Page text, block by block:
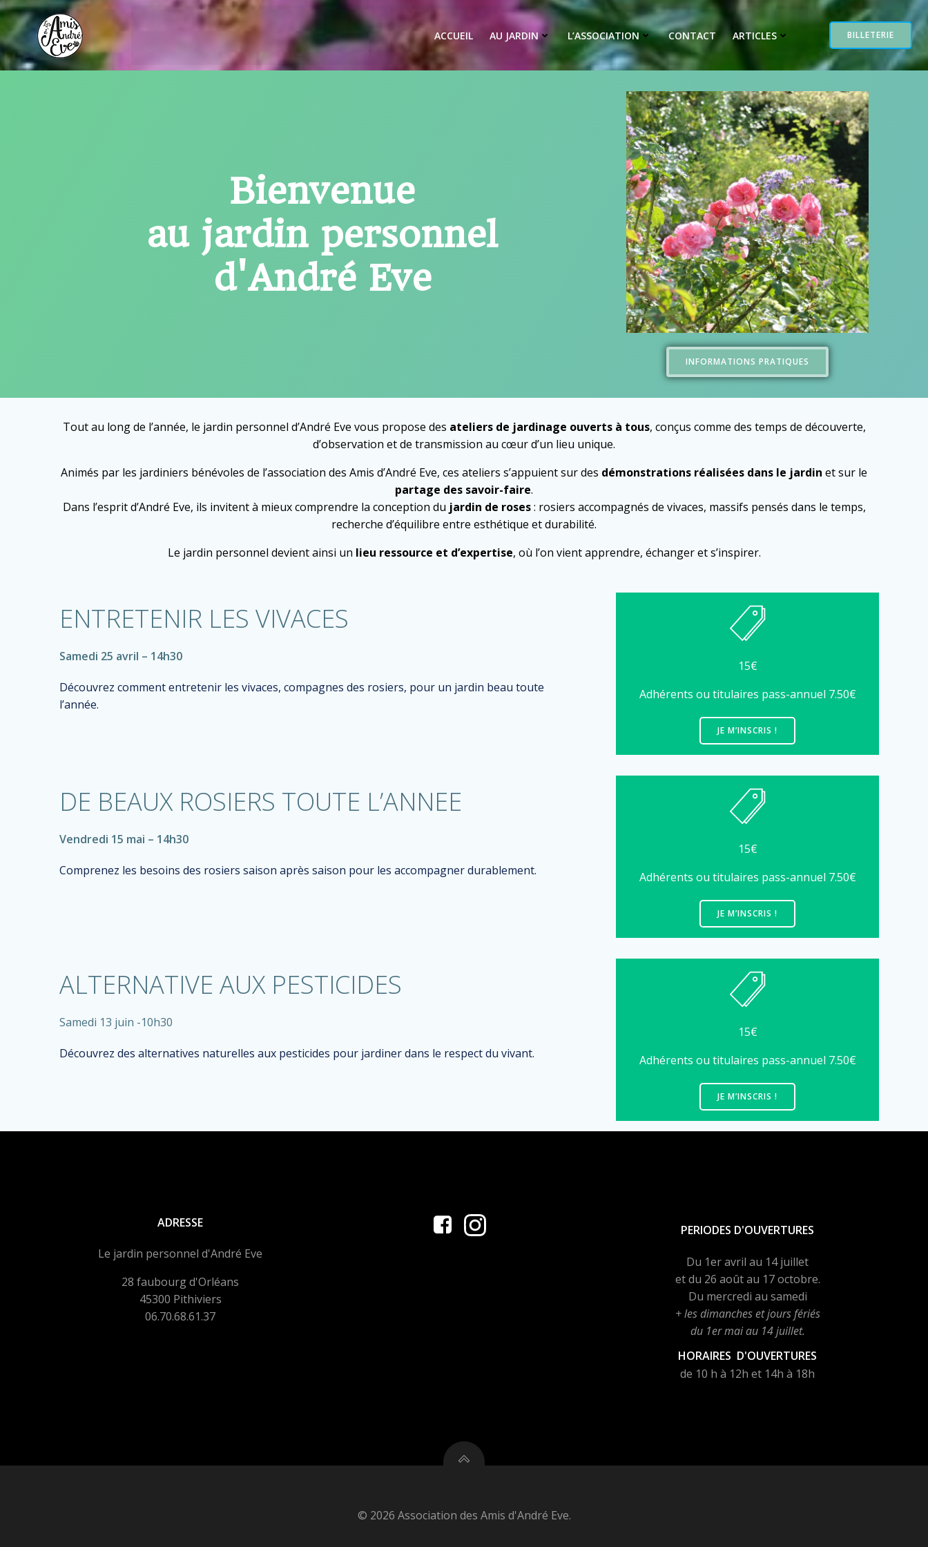
Aller
contenu
ACCUEIL AU JARDIN L’ASSOCIATION CONTACT ARTICLES BILLETERIE
Bienvenue
au jardin personnel
d'André Eve
INFORMATIONS PRATIQUES
Tout au long de l’année, le jardin personnel d’André Eve vous propose des ateliers de jardinage ouverts à tous, conçus comme des temps de découverte,
d’observation et de transmission au cœur d’un lieu unique.
Animés par les jardiniers bénévoles de l’association des Amis d’André Eve, ces ateliers s’appuient sur des démonstrations réalisées dans le jardin et sur le
partage des savoir-faire.
Dans l’esprit d’André Eve, ils invitent à mieux comprendre la conception du jardin de roses: rosiers accompagnés de vivaces, massifs pensés dans le temps,
recherche d’équilibre entre esthétique et durabilité.
Le jardin personnel devient ainsi un lieu ressource et d’expertise, où l’on vient apprendre, échanger et s’inspirer.
ENTRETENIR LES VIVACES
Samedi 25 avril – 14h30
Découvrez comment entretenir les vivaces, compagnes des rosiers, pour un jardin beau toute
l’année.
15€
Adhérents ou titulaires pass-annuel 7.50€
JE M’INSCRIS !
DE BEAUX ROSIERS TOUTE L’ANNEE
Vendredi 15 mai – 14h30
Comprenez les besoins des rosiers saison après saison pour les accompagner durablement.
15€
Adhérents ou titulaires pass-annuel 7.50€
JE M’INSCRIS !
ALTERNATIVE AUX PESTICIDES
Samedi 13 juin -10h30
Découvrez des alternatives naturelles aux pesticides pour jardiner dans le respect du vivant.
15€
Adhérents ou titulaires pass-annuel 7.50€
JE M’INSCRIS !
ADRESSE
Le jardin personnel d'André Eve
28 faubourg d'Orléans
45300 Pithiviers
06.70.68.61.37
PERIODES D'OUVERTURES
Du 1er avril au 14 juillet
et du 26 août au 17 octobre.
Du mercredi au samedi
+ les dimanches et jours fériés
du 1er mai au 14 juillet.
HORAIRES D'OUVERTURES
de 10 h à 12h et 14h à 18h
© 2026 Association des Amis d'André Eve.